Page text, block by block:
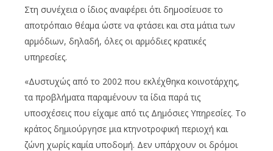
Στη συνέχεια ο ίδιος αναφέρει ότι δημοσίευσε το
αποτρόπαιο θέαμα ώστε να φτάσει και στα μάτια των
αρμόδιων, δηλαδή, όλες οι αρμόδιες κρατικές
υπηρεσίες.
«Δυστυχώς από το 2002 που εκλέχθηκα κοινοτάρχης,
τα προβλήματα παραμένουν τα ίδια παρά τις
υποσχέσεις που είχαμε από τις Δημόσιες Υπηρεσίες. Το
κράτος δημιούργησε μια κτηνοτροφική περιοχή και
ζώνη χωρίς καμία υποδομή. Δεν υπάρχουν οι δρόμοι